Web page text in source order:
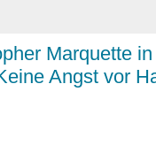
Marquette
Angst vor